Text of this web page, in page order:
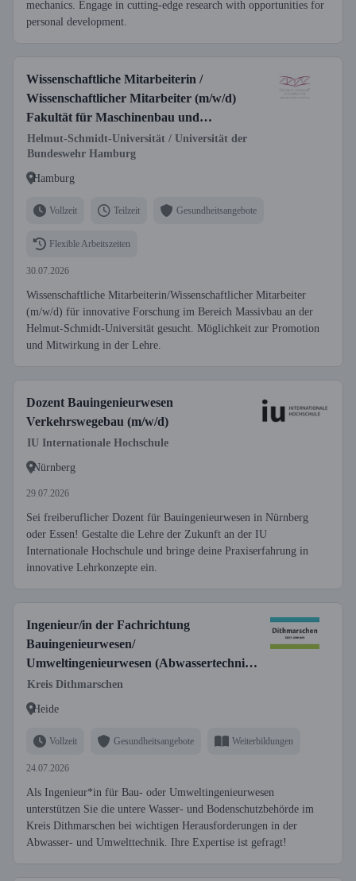
mechanics. Engage in cutting-edge research with opportunities for
personal development.
Wissenschaftliche Mitarbeiterin /
Wissenschaftlicher Mitarbeiter (m/w/d)
Fakultät für Maschinenbau und
Bauingenieurwesen, Professur für
Massivbau
Helmut-Schmidt-Universität / Universität der
Bundeswehr Hamburg
Hamburg
Vollzeit Teilzeit Gesundheitsangebote
Flexible Arbeitszeiten
30.07.2026
Wissenschaftliche Mitarbeiterin/Wissenschaftlicher Mitarbeiter
(m/w/d) für innovative Forschung im Bereich Massivbau an der
Helmut-Schmidt-Universität gesucht. Möglichkeit zur Promotion
und Mitwirkung in der Lehre.
Dozent Bauingenieurwesen
Verkehrswegebau (m/w/d)
IU Internationale Hochschule
Nürnberg
29.07.2026
Sei freiberuflicher Dozent für Bauingenieurwesen in Nürnberg
oder Essen! Gestalte die Lehre der Zukunft an der IU
Internationale Hochschule und bringe deine Praxiserfahrung in
innovative Lehrkonzepte ein.
Ingenieur/in der Fachrichtung
Bauingenieurwesen/
Umweltingenieurwesen (Abwassertechnik,
Wasserbau, Tiefbau, Wasserwirtschaft,
Umwelttechnik)
Kreis Dithmarschen
Heide
Vollzeit Gesundheitsangebote Weiterbildungen
24.07.2026
Als Ingenieur*in für Bau- oder Umweltingenieurwesen
unterstützen Sie die untere Wasser- und Bodenschutzbehörde im
Kreis Dithmarschen bei wichtigen Herausforderungen in der
Abwasser- und Umwelttechnik. Ihre Expertise ist gefragt!